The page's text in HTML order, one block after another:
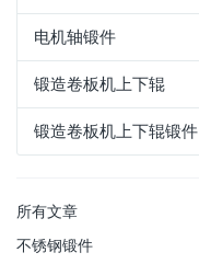
电机轴锻件
锻造卷板机上下辊
锻造卷板机上下辊锻件
所有文章
不锈钢锻件